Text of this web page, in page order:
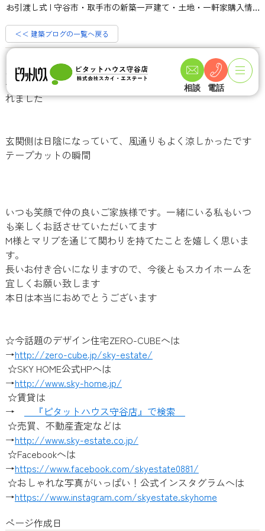
お引渡し式 | 守谷市・取手市の新築一戸建て・土地・一軒家購入情報ならピタットハウス守谷店 スカイ・エステート
相談 電話
＜＜ 建築ブログの一覧へ戻る
こんにちは！広報・インテリアデザイナーの高野です
災害級の猛暑とニュースで言われていますが・・
そんな中、本日はゼロキューブマリブのお引渡し式が行わ
れました
玄関側は日陰になっていて、風通りもよく涼しかったです
テープカットの瞬間
いつも笑顔で仲の良いご家族様です。一緒にいる私もいつ
も楽しくお話させていただいてます
M様とマリブを通じて関わりを持てたことを嬉しく思いま
す。
長いお付き合いになりますので、今後ともスカイホームを
宜しくお願い致します
本日は本当におめでとうございます
☆今話題のデザイン住宅ZERO-CUBEへは
→http://zero-cube.jp/sky-estate/
☆SKY HOME公式HPへは
→http://www.sky-home.jp/
☆賃貸は
→
『ピタットハウス守谷店』で検索
☆売買、不動産査定などは
→http://www.sky-estate.co.jp/
☆Facebookへは
→https://www.facebook.com/skyestate0881/
☆おしゃれな写真がいっぱい！公式インスタグラムへは
→https://www.instagram.com/skyestate.skyhome
ページ作成日